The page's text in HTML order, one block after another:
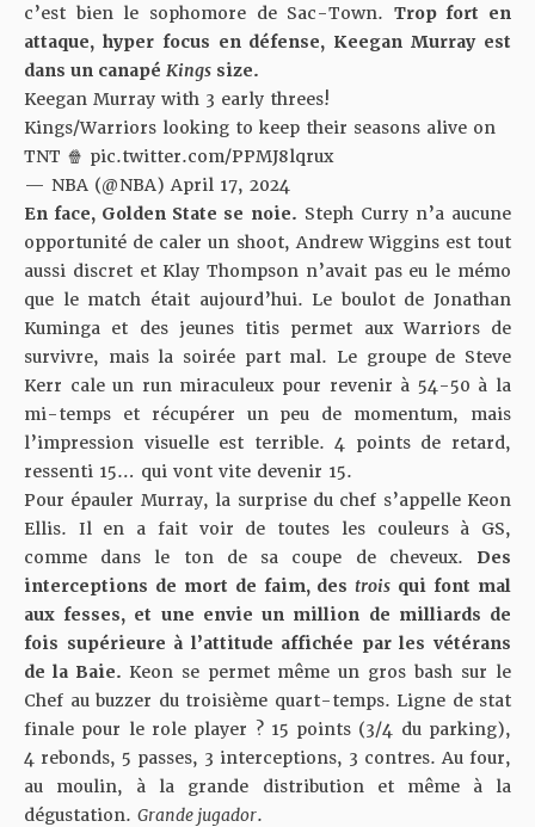
c’est bien le sophomore de Sac-Town. Trop fort en
attaque, hyper focus en défense, Keegan Murray est
dans un canapé Kings size.
Keegan Murray with 3 early threes!
Kings/Warriors looking to keep their seasons alive on
TNT 🍿 pic.twitter.com/PPMJ8lqrux
— NBA (@NBA)April 17, 2024
En face, Golden State se noie. Steph Curry n’a aucune
opportunité de caler un shoot, Andrew Wiggins est tout
aussi discret et Klay Thompson n’avait pas eu le mémo
que le match était aujourd’hui. Le boulot de Jonathan
Kuminga et des jeunes titis permet aux Warriors de
survivre, mais la soirée part mal. Le groupe de Steve
Kerr cale un run miraculeux pour revenir à 54-50 à la
mi-temps et récupérer un peu de momentum, mais
l’impression visuelle est terrible. 4 points de retard,
ressenti 15… qui vont vite devenir 15.
Pour épauler Murray, la surprise du chef s’appelle Keon
Ellis. Il en a fait voir de toutes les couleurs à GS,
comme dans le ton de sa coupe de cheveux. Des
interceptions de mort de faim, destrois qui font mal
aux fesses, et une envie un million de milliards de
fois supérieure à l’attitude affichée par les vétérans
de la Baie. Keon se permet même un gros bash sur le
Chef au buzzer du troisième quart-temps. Ligne de stat
finale pour le role player ? 15 points (3/4 du parking),
4 rebonds, 5 passes, 3 interceptions, 3 contres. Au four,
au moulin, à la grande distribution et même à la
dégustation. Grande jugador.